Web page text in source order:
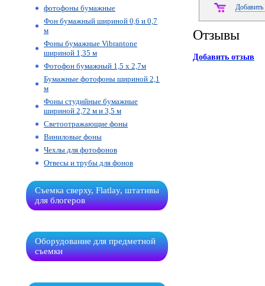
фотофоны бумажные
Фон бумажный шириной 0,6 и 0,7
м
Фоны бумажные Vibrantone
шириной 1,35 м
Фотофон бумажный 1,5 х 2,7м
Бумажные фотофоны шириной 2,1
м
Фоны студийные бумажные
шириной 2,72 м и 3,5 м
Светоотражающие фоны
Виниловые фоны
Чехлы для фотофонов
Отвесы и трубы для фонов
Съемка сверху, Flatlay, штативы
для блогеров
Оборудование для предметной
съемки
Добавить
Отзывы
Добавить отзыв